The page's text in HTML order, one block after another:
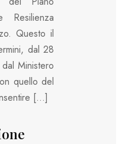
Questo il
dal 28
Ministero
quello del
[…]